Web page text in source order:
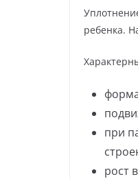
ребенка.
при
рост